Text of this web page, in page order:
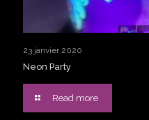
23 janvier 2020
Neon Party
Read more